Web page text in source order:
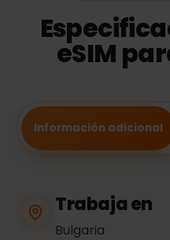
eSIM
Información adicional
Trabaja en
Bulgaria